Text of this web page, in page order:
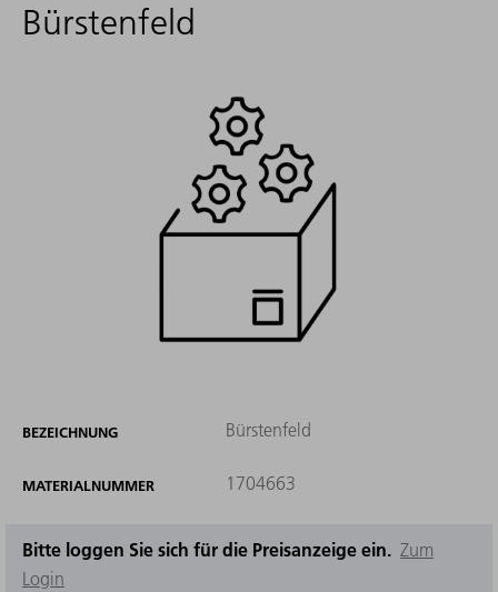
Bürstenfeld
BEZEICHNUNG Bürstenfeld
MATERIALNUMMER 1704663
Bitte loggen Sie sich für die Preisanzeige ein. Zum
Login